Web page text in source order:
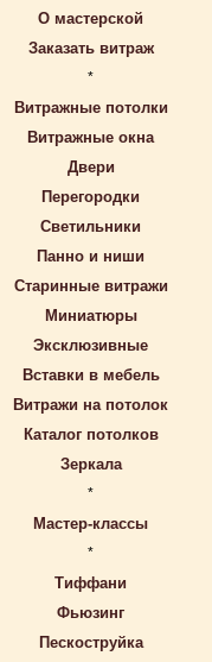
О мастерской
Заказать витраж
*
Витражные потолки
Витражные окна
Двери
Перегородки
Светильники
Панно и ниши
Старинные витражи
Миниатюры
Эксклюзивные
Вставки в мебель
Витражи на потолок
Каталог потолков
Зеркала
*
Мастер-классы
*
Тиффани
Фьюзинг
Пескоструйка